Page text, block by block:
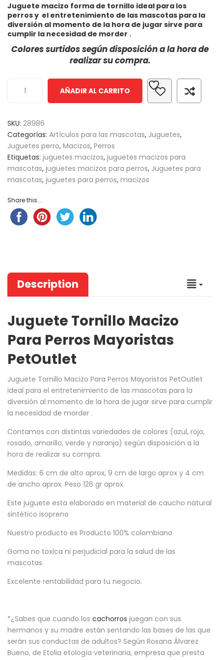
out
of
based
customer
Juguete macizo forma de tornillo ideal para los
perros y el entretenimiento de las mascotas para la
diversión al momento de la hora de jugar sirve para
cumplir la necesidad de morder .
Colores surtidos según disposición a la hora de
realizar su compra.
AÑADIR AL CARRITO
SKU: 28986
Categorías: Artículos para las mascotas, Juguetes,
Juguetes perro, Macizos, Perros
Etiquetas: juguetes macizos, juguetes macizos para
mascotas, juguetes macizos para perros, Juguetes para
mascotas, juguetes para perros, macizos
Share this...
Description
Juguete Tornillo Macizo
Para Perros Mayoristas
PetOutlet
Juguete Tornillo Macizo Para Perros Mayoristas PetOutlet
ideal para el entretenimiento de las mascotas para la
diversión al momento de la hora de jugar sirve para cumplir
la necesidad de morder .
Contamos con distintas variedades de colores (azul, rojo,
rosado, amarillo, verde y naranja) según disposición a la
hora de realizar su compra.
Medidas: 6 cm de alto aprox, 9 cm de largo aprox y 4 cm
de ancho aprox. Peso 126 gr aprox.
Este juguete esta elaborado en material de caucho natural
sintético isopreno
Nuestro producto es Producto 100% colombiano
Goma no toxica ni perjudicial para la salud de las
mascotas.
Excelente rentabilidad para tu negocio.
*¿Sabes que cuando los cachorros juegan con sus
hermanos y su madre están sentando las bases de las que
serán sus conductas de adultos? Según Rosana Álvarez
Bueno, de Etolia etología veterinaria, empresa que presta